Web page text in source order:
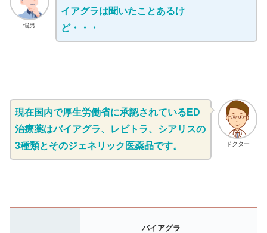
悩男
イアグラは聞いたことあるけ
ど・・・
ドクター
現在国内で厚生労働省に承認されているED
治療薬はバイアグラ、レビトラ、シアリスの
3種類とそのジェネリック医薬品です。
バイアグラ